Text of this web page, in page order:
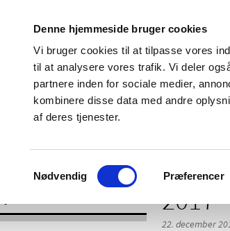
Denne hjemmeside bruger cookies
Vi bruger cookies til at tilpasse vores
til at analysere vores trafik. Vi deler
partnere inden for sociale medier,
kombinere disse data med andre
af deres tjenester.
Samtykkevalg
Nødvendig Præferencer
Godkendelse og
Bivirkninger og
produktinformation
2017
22. december